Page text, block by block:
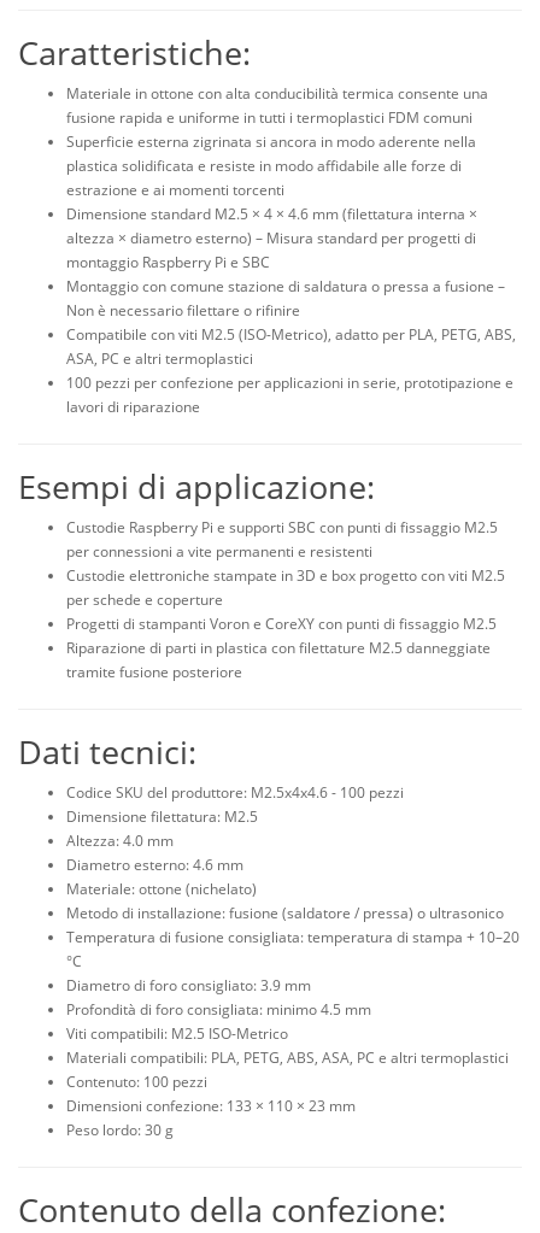
Caratteristiche:
Materiale in ottone con alta conducibilità termica consente una
fusione rapida e uniforme in tutti i termoplastici FDM comuni
Superficie esterna zigrinata si ancora in modo aderente nella
plastica solidificata e resiste in modo affidabile alle forze di
estrazione e ai momenti torcenti
Dimensione standard M2.5 × 4 × 4.6 mm (filettatura interna ×
altezza × diametro esterno) – Misura standard per progetti di
montaggio Raspberry Pi e SBC
Montaggio con comune stazione di saldatura o pressa a fusione –
Non è necessario filettare o rifinire
Compatibile con viti M2.5 (ISO-Metrico), adatto per PLA, PETG, ABS,
ASA, PC e altri termoplastici
100 pezzi per confezione per applicazioni in serie, prototipazione e
lavori di riparazione
Esempi di applicazione:
Custodie Raspberry Pi e supporti SBC con punti di fissaggio M2.5
per connessioni a vite permanenti e resistenti
Custodie elettroniche stampate in 3D e box progetto con viti M2.5
per schede e coperture
Progetti di stampanti Voron e CoreXY con punti di fissaggio M2.5
Riparazione di parti in plastica con filettature M2.5 danneggiate
tramite fusione posteriore
Dati tecnici:
Codice SKU del produttore: M2.5x4x4.6 - 100 pezzi
Dimensione filettatura: M2.5
Altezza: 4.0 mm
Diametro esterno: 4.6 mm
Materiale: ottone (nichelato)
Metodo di installazione: fusione (saldatore / pressa) o ultrasonico
Temperatura di fusione consigliata: temperatura di stampa + 10–20
°C
Diametro di foro consigliato: 3.9 mm
Profondità di foro consigliata: minimo 4.5 mm
Viti compatibili: M2.5 ISO-Metrico
Materiali compatibili: PLA, PETG, ABS, ASA, PC e altri termoplastici
Contenuto: 100 pezzi
Dimensioni confezione: 133 × 110 × 23 mm
Peso lordo: 30 g
Contenuto della confezione: